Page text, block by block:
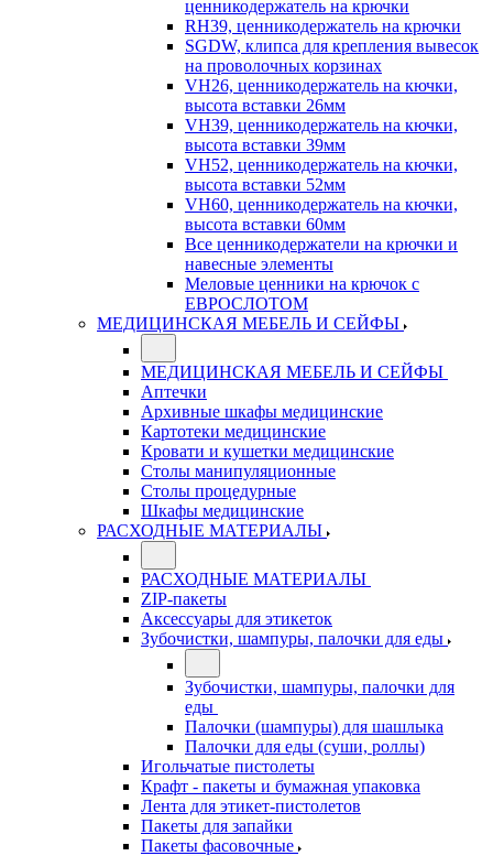
ценникодержатель на крючки
RH39, ценникодержатель на крючки
SGDW, клипса для крепления вывесок
на проволочных корзинах
VH26, ценникодержатель на кючки,
высота вставки 26мм
VH39, ценникодержатель на кючки,
высота вставки 39мм
VH52, ценникодержатель на кючки,
высота вставки 52мм
VH60, ценникодержатель на кючки,
высота вставки 60мм
Все ценникодержатели на крючки и
навесные элементы
Меловые ценники на крючок с
ЕВРОСЛОТОМ
МЕДИЦИНСКАЯ МЕБЕЛЬ И СЕЙФЫ
МЕДИЦИНСКАЯ МЕБЕЛЬ И СЕЙФЫ
Аптечки
Архивные шкафы медицинские
Картотеки медицинские
Кровати и кушетки медицинские
Столы манипуляционные
Столы процедурные
Шкафы медицинские
РАСХОДНЫЕ МАТЕРИАЛЫ
РАСХОДНЫЕ МАТЕРИАЛЫ
ZIP-пакеты
Аксессуары для этикеток
Зубочистки, шампуры, палочки для еды
Зубочистки, шампуры, палочки для
еды
Палочки (шампуры) для шашлыка
Палочки для еды (суши, роллы)
Игольчатые пистолеты
Крафт - пакеты и бумажная упаковка
Лента для этикет-пистолетов
Пакеты для запайки
Пакеты фасовочные